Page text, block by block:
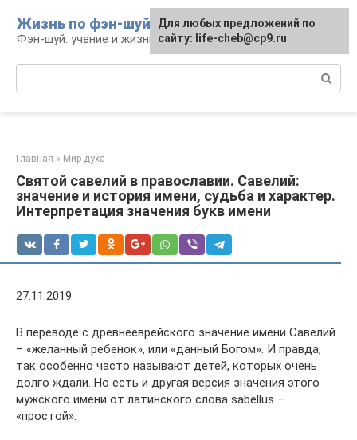
контенту
Жизнь по фэн-шуй
Фэн-шуй: учение и жизнь
Главная » Мир духа
Святой савелий в православии. Савелий:
значение и история имени, судьба и характер.
Интерпретация значения букв имени
27.11.2019
В переводе с древнееврейского значение имени Савелий
– «желанный ребенок», или «данный Богом». И правда,
так особенно часто называют детей, которых очень
долго ждали. Но есть и другая версия значения этого
мужского имени от латинского слова sabellus –
«простой».
Для любых предложений по
сайту: life-cheb@cp9.ru
Для любых предложений по
сайту: life-cheb@cp9.ru